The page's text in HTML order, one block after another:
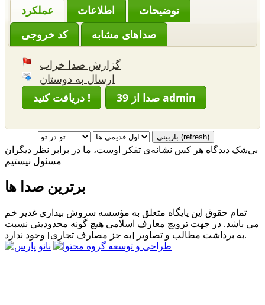
عملکرد
‌توضیحات
کد خروجی‌
صداهای مشابه
گزارش صدا خراب
ارسال به دوستان
دریافت کنید !
39 صدا از admin
بی‌شک دیدگاه هر کس نشانه‌ی تفکر اوست، ما در برابر نظر دیگران
مسئول نیستیم
برترین صدا ها
تمام حقوق این پایگاه متعلق به مؤسسه سروش بیداری غدیر خم
می باشد. در جهت ترویج معارف اسلامی هیچ گونه محدودیتی نسبت
به برداشت مطالب و تصاویر [به جز مصارف تجاری] وجود ندارد.